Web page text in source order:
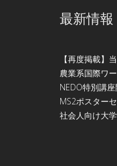
最新情報
【再度掲載】
農業系国際ワ
NEDO特別講
МS2ポスター
社会人向け大